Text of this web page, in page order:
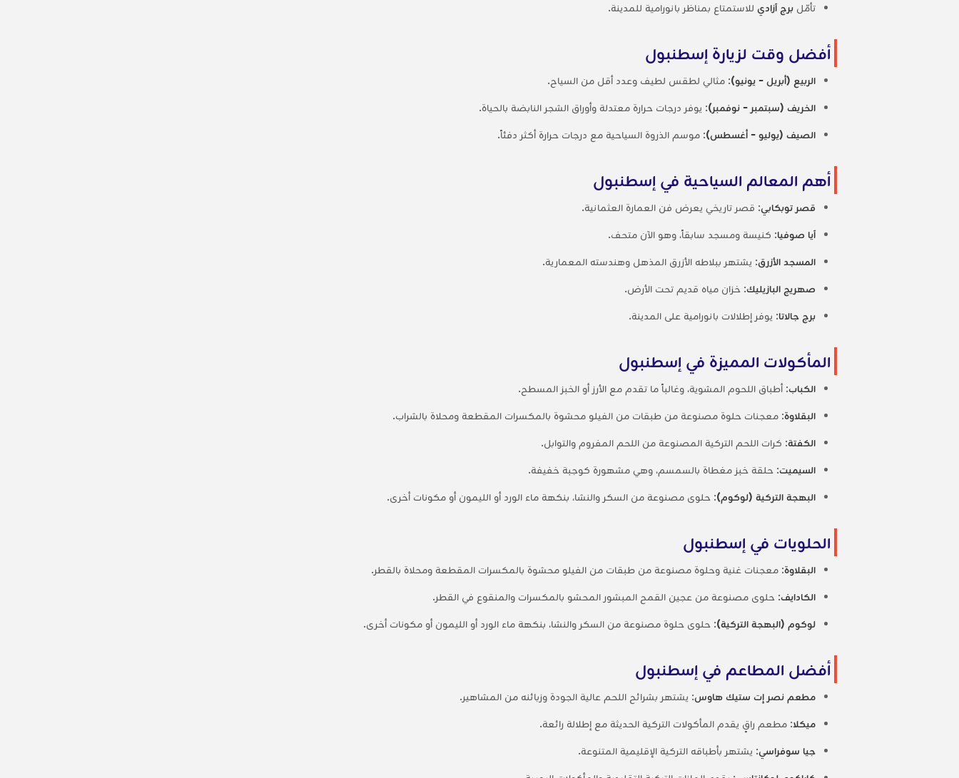
تأمّل برج آزادي للاستمتاع بمناظر بانورامية للمدينة.
أفضل وقت لزيارة إسطنبول
الربيع (أبريل - يونيو): مثالي لطقس لطيف وعدد أقل من السياح.
الخريف (سبتمبر - نوفمبر): يوفر درجات حرارة معتدلة وأوراق الشجر النابضة بالحياة.
الصيف (يوليو - أغسطس): موسم الذروة السياحية مع درجات حرارة أكثر دفئاً.
أهم المعالم السياحية في إسطنبول
قصر توبكابي: قصر تاريخي يعرض فن العمارة العثمانية.
آيا صوفيا: كنيسة ومسجد سابقاً، وهو الآن متحف.
المسجد الأزرق: يشتهر ببلاطه الأزرق المذهل وهندسته المعمارية.
صهريج البازيليك: خزان مياه قديم تحت الأرض.
برج جالاتا: يوفر إطلالات بانورامية على المدينة.
المأكولات المميزة في إسطنبول
الكباب: أطباق اللحوم المشوية، وغالباً ما تقدم مع الأرز أو الخبز المسطح.
البقلاوة: معجنات حلوة مصنوعة من طبقات من الفيلو محشوة بالمكسرات المقطعة ومحلاة بالشراب.
الكفتة: كرات اللحم التركية المصنوعة من اللحم المفروم والتوابل.
السيميت: حلقة خبز مغطاة بالسمسم، وهي مشهورة كوجبة خفيفة.
البهجة التركية (لوكوم): حلوى مصنوعة من السكر والنشا، بنكهة ماء الورد أو الليمون أو مكونات أخرى.
الحلويات في إسطنبول
البقلاوة: معجنات غنية وحلوة مصنوعة من طبقات من الفيلو محشوة بالمكسرات المقطعة ومحلاة بالقطر.
الكادايف: حلوى مصنوعة من عجين القمح المبشور المحشو بالمكسرات والمنقوع في القطر.
لوكوم (البهجة التركية): حلوى حلوة مصنوعة من السكر والنشا، بنكهة ماء الورد أو الليمون أو مكونات أخرى.
أفضل المطاعم في إسطنبول
مطعم نصر إت ستيك هاوس: يشتهر بشرائح اللحم عالية الجودة وزبائنه من المشاهير.
ميكلا: مطعم راقٍ يقدم المأكولات التركية الحديثة مع إطلالة رائعة.
جيا سوفراسي: يشتهر بأطباقه التركية الإقليمية المتنوعة.